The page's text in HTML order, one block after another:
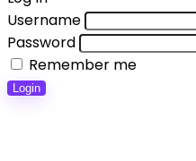
Username
Password
Remember me
Login